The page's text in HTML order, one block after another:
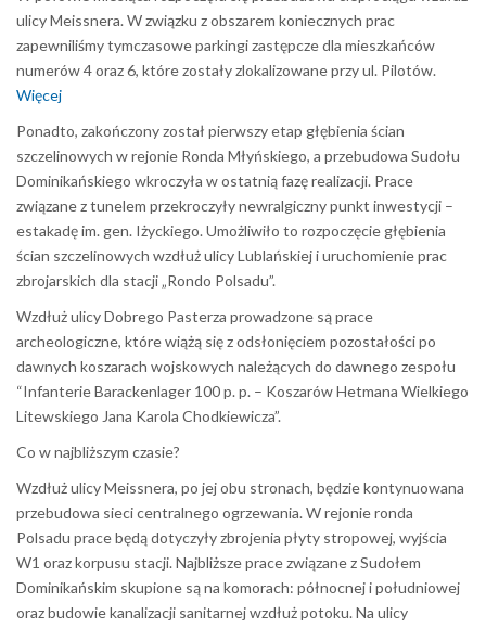
ulicy Meissnera. W związku z obszarem koniecznych prac
zapewniliśmy tymczasowe parkingi zastępcze dla mieszkańców
numerów 4 oraz 6, które zostały zlokalizowane przy ul. Pilotów.
Więcej
Ponadto, zakończony został pierwszy etap głębienia ścian
szczelinowych w rejonie Ronda Młyńskiego, a przebudowa Sudołu
Dominikańskiego wkroczyła w ostatnią fazę realizacji. Prace
związane z tunelem przekroczyły newralgiczny punkt inwestycji –
estakadę im. gen. Iżyckiego. Umożliwiło to rozpoczęcie głębienia
ścian szczelinowych wzdłuż ulicy Lublańskiej i uruchomienie prac
zbrojarskich dla stacji „Rondo Polsadu”.
Wzdłuż ulicy Dobrego Pasterza prowadzone są prace
archeologiczne, które wiążą się z odsłonięciem pozostałości po
dawnych koszarach wojskowych należących do dawnego zespołu
“Infanterie Barackenlager 100 p. p. – Koszarów Hetmana Wielkiego
Litewskiego Jana Karola Chodkiewicza”.
Co w najbliższym czasie?
Wzdłuż ulicy Meissnera, po jej obu stronach, będzie kontynuowana
przebudowa sieci centralnego ogrzewania. W rejonie ronda
Polsadu prace będą dotyczyły zbrojenia płyty stropowej, wyjścia
W1 oraz korpusu stacji. Najbliższe prace związane z Sudołem
Dominikańskim skupione są na komorach: północnej i południowej
oraz budowie kanalizacji sanitarnej wzdłuż potoku. Na ulicy